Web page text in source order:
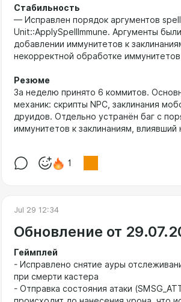
Стабильность
— Исправлен порядок аргументов
Unit::ApplySpellImmune. Аргументы
добавлении иммунитетов к
некорректной обработке
Резюме
За неделю принято 6 коммитов.
механик: скрипты NPC, заклинания
друидов. Отдельно устранён баг с
иммунитетов к заклинаниям, влиявший
1
Jul 29 12:34
Обновление от
Геймплей
- Исправлено снятие ауры
при смерти кастера
- Отправка состояния атаки